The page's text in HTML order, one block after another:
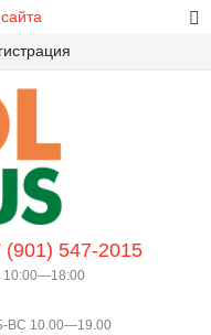
(901) 547-2015
10:00—18:00
ВС 10.00—19.00